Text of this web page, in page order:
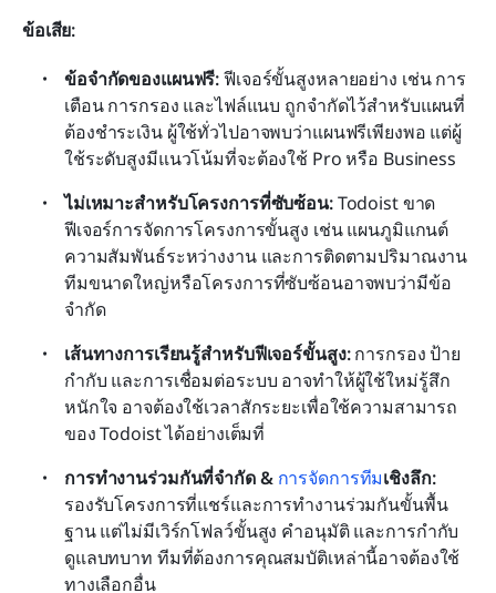
ข้อเสีย:
ข้อจำกัดของแผนฟรี: ฟีเจอร์ขั้นสูงหลายอย่าง เช่น การ
เตือน การกรอง และไฟล์แนบ ถูกจำกัดไว้สำหรับแผนที่
ต้องชำระเงิน ผู้ใช้ทั่วไปอาจพบว่าแผนฟรีเพียงพอ แต่ผู้
ใช้ระดับสูงมีแนวโน้มที่จะต้องใช้ Pro หรือ Business
ไม่เหมาะสำหรับโครงการที่ซับซ้อน: Todoist ขาด
ฟีเจอร์การจัดการโครงการขั้นสูง เช่น แผนภูมิแกนต์
ความสัมพันธ์ระหว่างงาน และการติดตามปริมาณงาน
ทีมขนาดใหญ่หรือโครงการที่ซับซ้อนอาจพบว่ามีข้อ
จำกัด
เส้นทางการเรียนรู้สำหรับฟีเจอร์ขั้นสูง: การกรอง ป้าย
กำกับ และการเชื่อมต่อระบบ อาจทำให้ผู้ใช้ใหม่รู้สึก
หนักใจ อาจต้องใช้เวลาสักระยะเพื่อใช้ความสามารถ
ของ Todoist ได้อย่างเต็มที่
การทำงานร่วมกันที่จำกัด & การจัดการทีมเชิงลึก:
รองรับโครงการที่แชร์และการทำงานร่วมกันขั้นพื้น
ฐาน แต่ไม่มีเวิร์กโฟลว์ขั้นสูง คำอนุมัติ และการกำกับ
ดูแลบทบาท ทีมที่ต้องการคุณสมบัติเหล่านี้อาจต้องใช้
ทางเลือกอื่น